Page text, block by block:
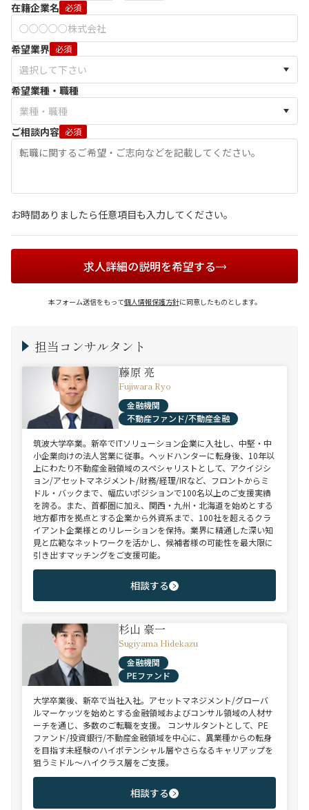
在籍企業名 必須
希望業界 必須
希望業種・職種
ご相談内容 必須
お時間ありましたら任意項目も入力してください。
求人詳細の説明を希望する
本フォーム送信をもって個人情報保護方針に同意したものとします。
担当コンサルタント
藤原 亮
Fujiwara Ryo
金融機関
不動産ファンド/不動産金融
筑波大学卒業。新卒でITソリューション企業に入社し、中堅・中
小企業向けの法人営業に従事。ヘッドハンターに転身後、10年以
上にわたり不動産金融領域のスペシャリストとして、アクイジシ
ョン/アセットマネジメント/財務/経理/IRなど、フロントからミ
ドル・バックまで、幅広いポジションで100名以上のご支援実績
を誇る。また、首都圏に加え、関西・九州・北海道を始めとする
地方都市を拠点とする企業から外資系まで、100社を超えるクラ
イアント企業様とのリレーションを保持。業界に精通した深い知
見と広範なネットワークを活かし、候補者様の可能性を最大限に
引き出すマッチングをご支援可能。
相談する
杉山 豪一
Sugiyama Hidekazu
金融機関
PEファンド
大学卒業後、新卒で当社入社。アセットマネジメント/グローバ
ルマーケッツを始めとする金融領域およびコンサル領域の人材サ
ーチを通じ、多数のご転職を支援。 コンサルタントとして、PE
ファンド/投資銀行/不動産金融領域を中心に、異業種からの転身
を目指す未経験のハイポテンシャル層やさらなるキャリアップを
狙うミドル～ハイクラス層をご支援。
相談する